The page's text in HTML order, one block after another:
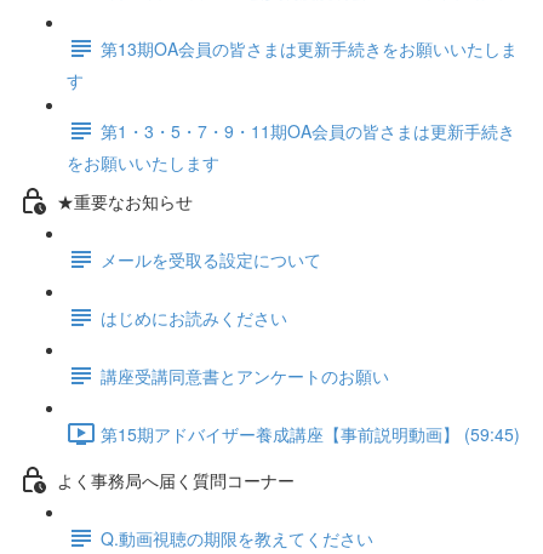
第13期OA会員の皆さまは更新手続きをお願いいたしま
す
第1・3・5・7・9・11期OA会員の皆さまは更新手続き
をお願いいたします
★重要なお知らせ
メールを受取る設定について
はじめにお読みください
講座受講同意書とアンケートのお願い
第15期アドバイザー養成講座【事前説明動画】 (59:45)
よく事務局へ届く質問コーナー
Q.動画視聴の期限を教えてください